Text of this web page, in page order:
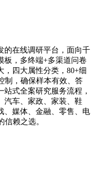
的在线调研平台，面向千
板，多终端+多渠道问卷
，四大属性分类，80+细
制，确保样本有效、答
式全案研究服务流程，
汽车、家政、家装、鞋
、媒体、金融、零售、电
赖之选。